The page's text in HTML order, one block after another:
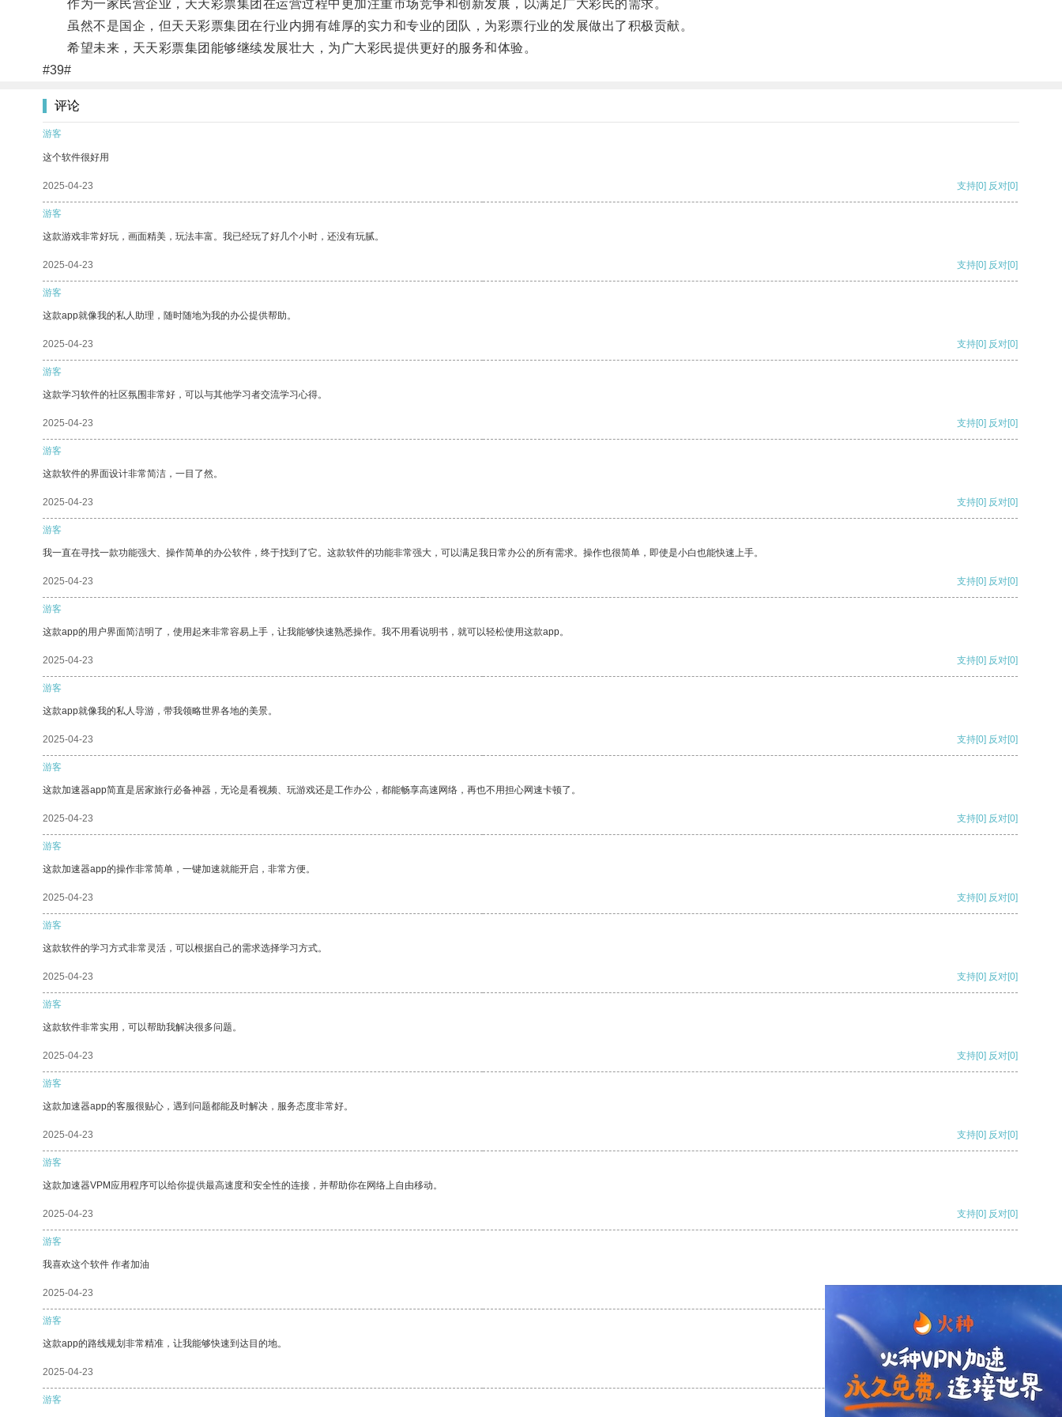
作为一家民营企业，天天彩票集团在运营过程中更加注重市场竞争和创新发展，以满足广大彩民的需求。
虽然不是国企，但天天彩票集团在行业内拥有雄厚的实力和专业的团队，为彩票行业的发展做出了积极贡献。
希望未来，天天彩票集团能够继续发展壮大，为广大彩民提供更好的服务和体验。
#39#
评论
游客
这个软件很好用
2025-04-23 支持[0] 反对[0]
游客
这款游戏非常好玩，画面精美，玩法丰富。我已经玩了好几个小时，还没有玩腻。
2025-04-23 支持[0] 反对[0]
游客
这款app就像我的私人助理，随时随地为我的办公提供帮助。
2025-04-23 支持[0] 反对[0]
游客
这款学习软件的社区氛围非常好，可以与其他学习者交流学习心得。
2025-04-23 支持[0] 反对[0]
游客
这款软件的界面设计非常简洁，一目了然。
2025-04-23 支持[0] 反对[0]
游客
我一直在寻找一款功能强大、操作简单的办公软件，终于找到了它。这款软件的功能非常强大，可以满足我日常办公的所有需求。操作也很简单，即使是小白也能快速上手。
2025-04-23 支持[0] 反对[0]
游客
这款app的用户界面简洁明了，使用起来非常容易上手，让我能够快速熟悉操作。我不用看说明书，就可以轻松使用这款app。
2025-04-23 支持[0] 反对[0]
游客
这款app就像我的私人导游，带我领略世界各地的美景。
2025-04-23 支持[0] 反对[0]
游客
这款加速器app简直是居家旅行必备神器，无论是看视频、玩游戏还是工作办公，都能畅享高速网络，再也不用担心网速卡顿了。
2025-04-23 支持[0] 反对[0]
游客
这款加速器app的操作非常简单，一键加速就能开启，非常方便。
2025-04-23 支持[0] 反对[0]
游客
这款软件的学习方式非常灵活，可以根据自己的需求选择学习方式。
2025-04-23 支持[0] 反对[0]
游客
这款软件非常实用，可以帮助我解决很多问题。
2025-04-23 支持[0] 反对[0]
游客
这款加速器app的客服很贴心，遇到问题都能及时解决，服务态度非常好。
2025-04-23 支持[0] 反对[0]
游客
这款加速器VPM应用程序可以给你提供最高速度和安全性的连接，并帮助你在网络上自由移动。
2025-04-23 支持[0] 反对[0]
游客
我喜欢这个软件 作者加油
2025-04-23
游客
这款app的路线规划非常精准，让我能够快速到达目的地。
2025-04-23 支持 [0] 反对 [0]
游客